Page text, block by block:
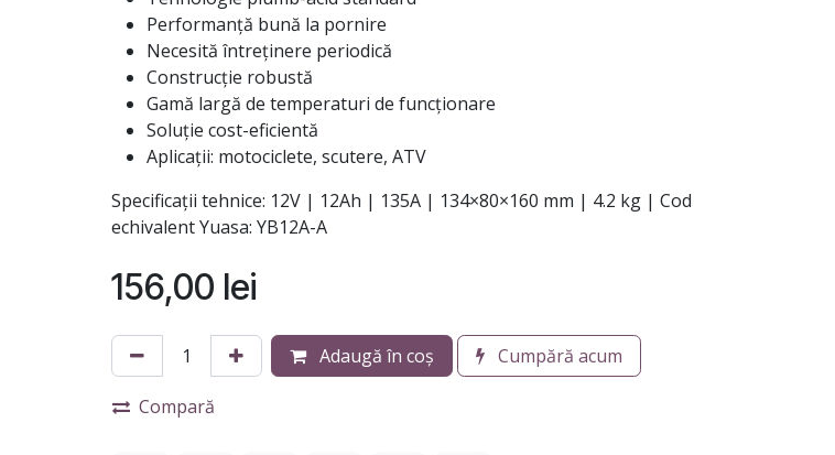
Performanță bună la pornire
Necesită întreținere periodică
Construcție robustă
Gamă largă de temperaturi de funcționare
Soluție cost-eficientă
Aplicații: motociclete, scutere, ATV
Specificații tehnice: 12V | 12Ah | 135A | 134×80×160 mm | 4.2 kg | Cod
echivalent Yuasa: YB12A-A
156,00 lei
Adaugă în coș Cumpără acum
Compară